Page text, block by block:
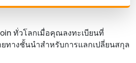
ทั่วโลกเมื่อคุณลงทะเบียนที่
ทางชั้นนําสําหรับการแลกเปลี่ยนสกุล